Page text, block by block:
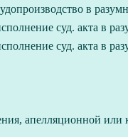
в
суд. акта в
суд. акта в
апелляционной